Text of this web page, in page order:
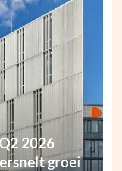
2026
groei